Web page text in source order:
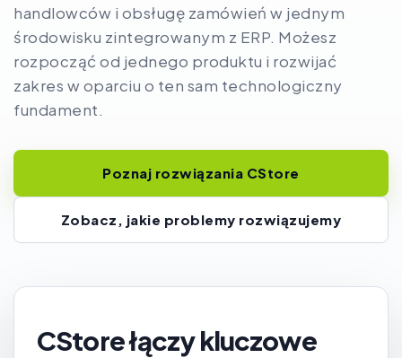
handlowców i obsługę zamówień w jednym
środowisku zintegrowanym z ERP. Możesz
rozpocząć od jednego produktu i rozwijać
zakres w oparciu o ten sam technologiczny
fundament.
Poznaj rozwiązania CStore
Zobacz, jakie problemy rozwiązujemy
CStore łączy kluczowe